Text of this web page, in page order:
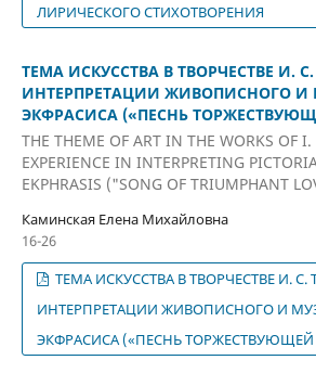
ЛИРИЧЕСКОГО СТИХОТВОРЕНИЯ
ТЕМА ИСКУССТВА В ТВОРЧЕСТВЕ И.
ИНТЕРПРЕТАЦИИ ЖИВОПИСНОГО И
ЭКФРАСИСА («ПЕСНЬ
THE THEME OF ART IN THE WORKS OF
EXPERIENCE IN INTERPRETING
EKPHRASIS ("SONG OF TRIUMPHANT
Каминская Елена Михайловна
16-26
ТЕМА ИСКУССТВА В ТВОРЧЕСТВЕ И. С.
ИНТЕРПРЕТАЦИИ ЖИВОПИСНОГО И
ЭКФРАСИСА («ПЕСНЬ